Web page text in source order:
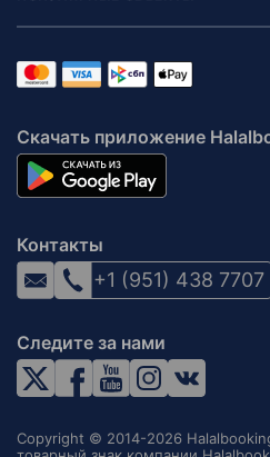
Скачать приложение
Контакты
+1 (951) 438 7707
Следите за нами
Copyright © 2014-2026